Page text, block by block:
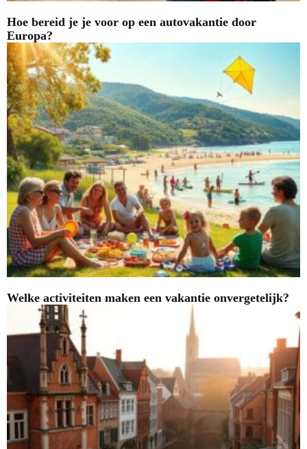
Hoe bereid je je voor op een autovakantie door
Europa?
Welke activiteiten maken een vakantie onvergetelijk?